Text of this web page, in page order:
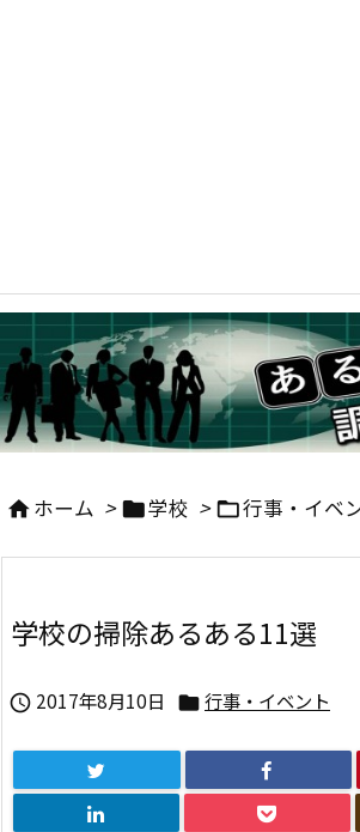
ホーム > 学校 > 行事・イベ
学校の掃除あるある11選
 2017年8月10日  行事・イベント